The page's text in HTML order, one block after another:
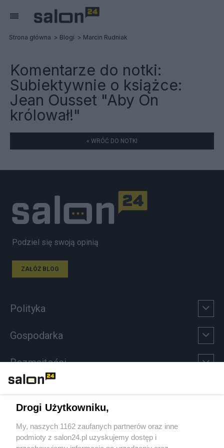
Strona główna Blogi Marcin Rudniak
Komentarze do notki:
Subiektywnie o książce:
Jean Ousset "Aby On
królował!"
« WRÓĆ DO NOTKI
Podziel się swoją opinią
ZAŁÓŻ BLOG
Polityka
Gospodarka
Rozmaitości
Sport
Społeczeństwo
Drogi Użytkowniku,
My, naszych 1162 zaufanych partnerów oraz inne
podmioty z salon24.pl uzyskujemy dostęp i